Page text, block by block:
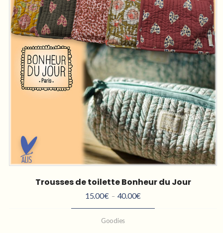
Trousses de toilette Bonheur du Jour
15.00€ – 40.00€Plage
de
Goodies